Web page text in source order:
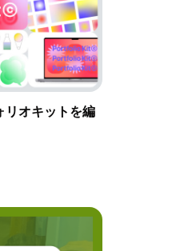
リオキットを編